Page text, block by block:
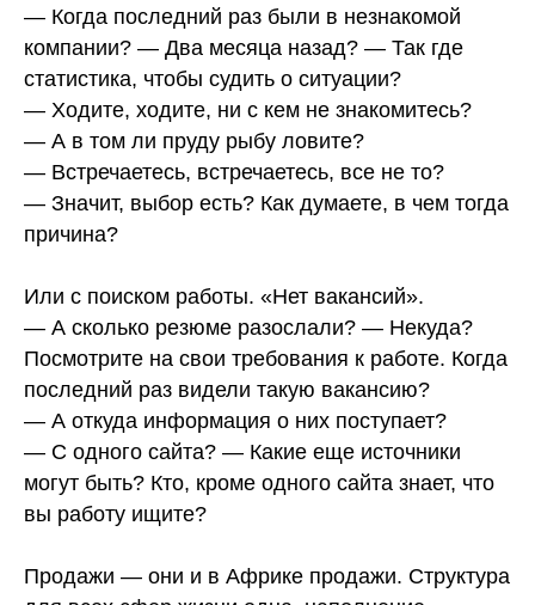
— Когда последний раз были в незнакомой
компании? — Два месяца назад? — Так где
статистика, чтобы судить о ситуации?
— Ходите, ходите, ни с кем не знакомитесь?
— А в том ли пруду рыбу ловите?
— Встречаетесь, встречаетесь, все не то?
— Значит, выбор есть? Как думаете, в чем тогда
причина?
Или с поиском работы. «Нет вакансий».
— А сколько резюме разослали? — Некуда?
Посмотрите на свои требования к работе. Когда
последний раз видели такую вакансию?
— А откуда информация о них поступает?
— С одного сайта? — Какие еще источники
могут быть? Кто, кроме одного сайта знает, что
вы работу ищите?
Продажи — они и в Африке продажи. Структура